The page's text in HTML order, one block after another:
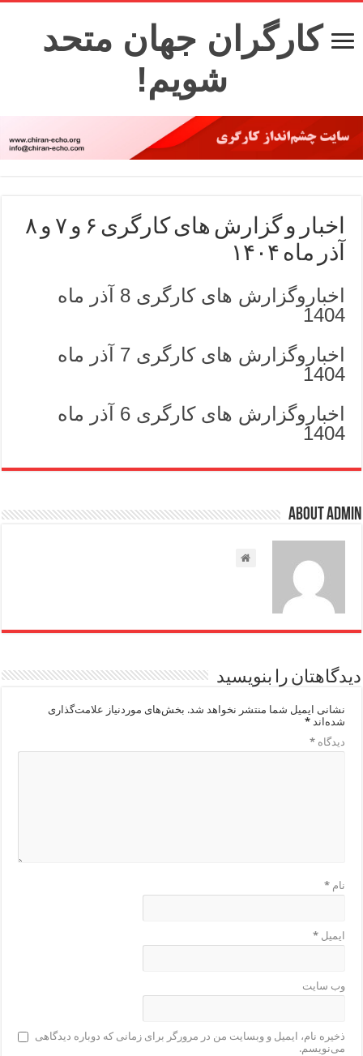
کارگران جهان متحد
شویم!
اخبار و گزارش های کارگری ۶ و ۷ و ۸
آذر ماه ۱۴۰۴
اخباروگزارش های کارگری 8 آذر ماه
1404
اخباروگزارش های کارگری 7 آذر ماه
1404
اخباروگزارش های کارگری 6 آذر ماه
1404
About admin
دیدگاهتان را بنویسید
نشانی ایمیل شما منتشر نخواهد شد. بخش‌های موردنیاز علامت‌گذاری
شده‌اند*
دیدگاه*
نام*
ایمیل*
وب‌ سایت
ذخیره نام، ایمیل و وبسایت من در مرورگر برای زمانی که دوباره دیدگاهی
می‌نویسم.